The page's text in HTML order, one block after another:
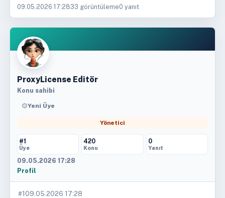
09.05.2026 17:2833 görüntüleme0 yanıt
ProxyLicense Editör
Konu sahibi
Yeni Üye
Yönetici
#1
Üye
420
Konu
0
Yanıt
09.05.2026 17:28
Profil
#1 09.05.2026 17:28